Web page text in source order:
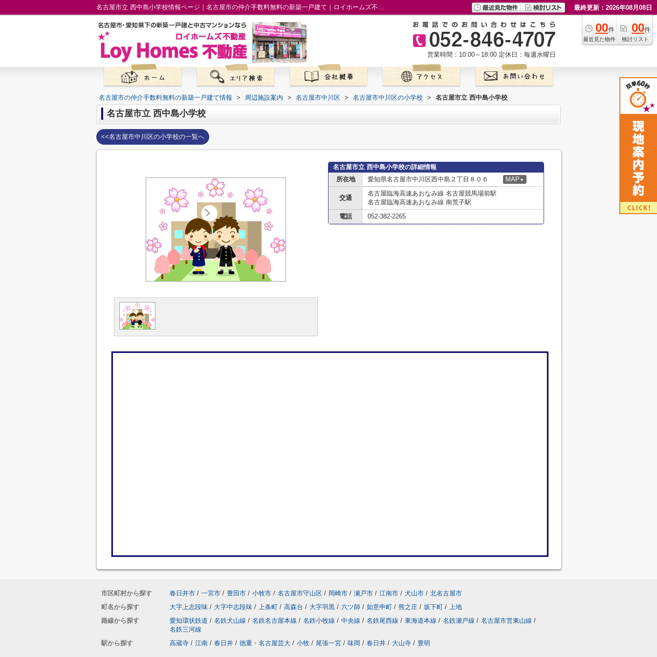
名古屋市立 西中島小学校情報ページ｜名古屋市の仲介手数料無料の新築一戸建て｜ロイホームズ不動産 最終更新：2026年08月08日
00件
最近見た物件
00件
検討リスト
営業時間：10:00～18:00 定休日：毎週水曜日
名古屋市の仲介手数料無料の新築一戸建て情報 > 周辺施設案内 > 名古屋市中川区 > 名古屋市中川区の小学校 > 名古屋市立 西中島小学校
名古屋市立 西中島小学校
<<名古屋市中川区の小学校の一覧へ
名古屋市立 西中島小学校の詳細情報
所在地
愛知県名古屋市中川区西中島２丁目８０６ MAP ▼
交通
名古屋臨海高速あおなみ線 名古屋競馬場前駅
名古屋臨海高速あおなみ線 南荒子駅
電話
052-382-2265
市区町村から探す 春日井市 / 一宮市 / 豊田市 / 小牧市 / 名古屋市守山区 / 岡崎市 / 瀬戸市 / 江南市 / 犬山市 / 北名古屋市
町名から探す
大字上志段味 / 大字中志段味 / 上条町 / 高森台 / 大字羽黒 / 六ツ師 / 如意申町 / 熊之庄 / 坂下町 / 上地
路線から探す
愛知環状鉄道 / 名鉄犬山線 / 名鉄名古屋本線 / 名鉄小牧線 / 中央線 / 名鉄尾西線 / 東海道本線 / 名鉄瀬戸線 / 名古屋市営東山線 /
名鉄三河線
駅から探す
高蔵寺 / 江南 / 春日井 / 徳重・名古屋芸大 / 小牧 / 尾張一宮 / 味岡 / 春日井 / 大山寺 / 豊明